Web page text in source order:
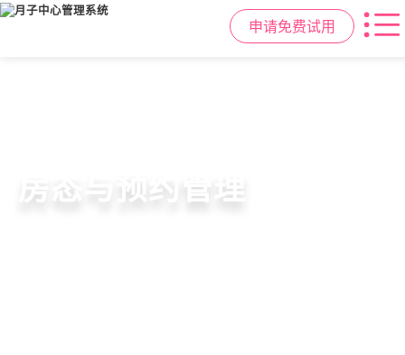
申请免费试用
一站式解决月子中心入住、护理、
母婴健康与护理管理
房态与预约管理
会员营销与智能锁客